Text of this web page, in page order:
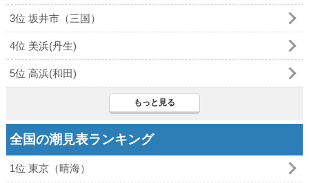
3位 坂井市（三国）
4位 美浜(丹生)
5位 高浜(和田)
もっと見る
全国の潮見表ランキング
1位 東京（晴海）